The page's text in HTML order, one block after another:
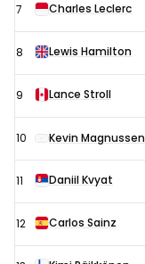
7 Charles Leclerc
8 Lewis Hamilton
9 Lance Stroll
10 Kevin Magnussen
11 Daniil Kvyat
12 Carlos Sainz